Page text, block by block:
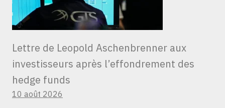
Lettre de Leopold Aschenbrenner aux
investisseurs après l’effondrement des
hedge funds
10 août 2026